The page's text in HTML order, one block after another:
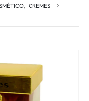
, CREMES